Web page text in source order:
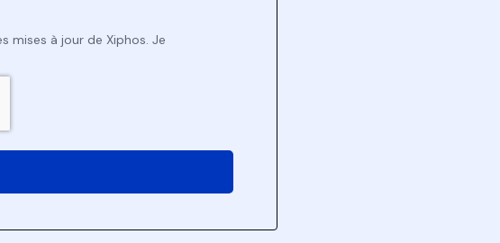
mises à jour de Xiphos. Je